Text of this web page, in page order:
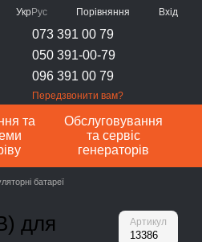
УкрРус Порівняння Вхід
073 391 00 79
050 391-00-79
096 391 00 79
Передзвонити вам?
та
Обслуговування
та сервіс
генераторів
батареї
для Артикул
13386